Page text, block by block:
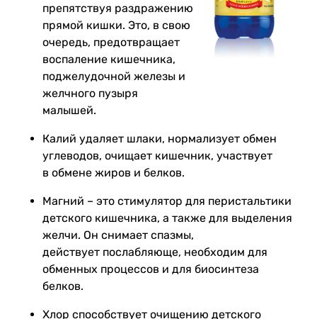
препятствуя раздражению
прямой кишки. Это, в свою
очередь, предотвращает
воспаление кишечника,
поджелудочной железы и
желчного пузыря
малышей.
Калий удаляет шлаки, нормализует обмен
углеводов, очищает кишечник, участвует
в обмене жиров и белков.
Магний – это стимулятор для перистальтики
детского кишечника, а также для выделения
желчи. Он снимает спазмы,
действует послабляюще, необходим для
обменных процессов и для биосинтеза
белков.
Хлор способствует очищению детского